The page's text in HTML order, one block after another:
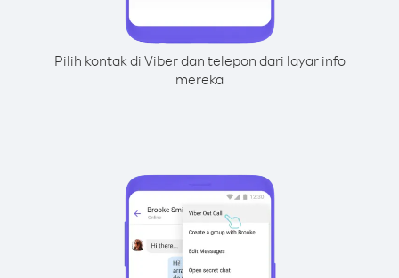
Pilih kontak di Viber dan telepon dari layar info
mereka